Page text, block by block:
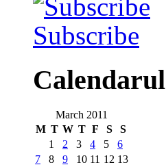
Subscribe
March 2011
M T W T F S
S
1
2 3 4 5
6
7
8 9 10 11 12 13